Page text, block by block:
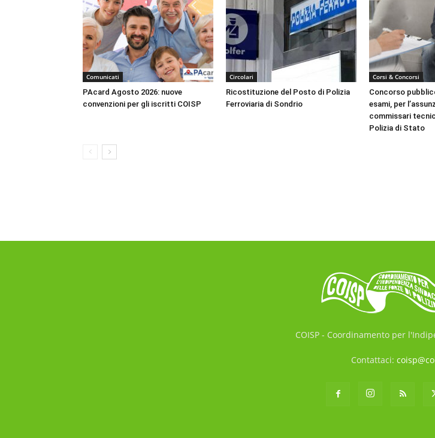
Comunicati
PAcard Agosto 2026: nuove
convenzioni per gli iscritti COISP
Circolari
Ricostituzione del Posto di Polizia
Ferroviaria di Sondrio
Corsi & Concorsi
Concorso
esami, per
commissari
Polizia di Stato
COISP - Coordinamento per
Contattaci: